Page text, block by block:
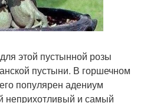
этой пустынной розы
пустыни. В горшечном
популярен адениум
неприхотливый и самый